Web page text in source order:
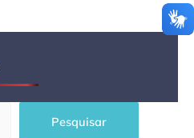
Pesquisar